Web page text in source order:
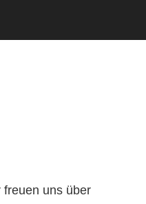
freuen uns über